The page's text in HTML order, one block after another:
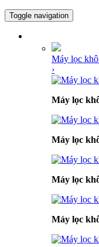
Toggle navigation
Máy lọc
›
Máy lọc
Máy lọc
Máy lọc
Máy lọc